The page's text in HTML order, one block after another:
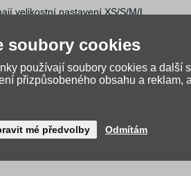
velikostní nastavení XS/S/M/L
a řešený proti ztracení
a má extra kapsu i integrovaný
na knihy, kapsu na drobnosti a
a izolovaná přední kapsa má reflexní
prvky jsou i na pláštěnce
otevřít
PFC a set nese označení PETA-
soubory cookies
používají soubory cookies a
přizpůsobeného obsahu a
mé předvolby Odmítám